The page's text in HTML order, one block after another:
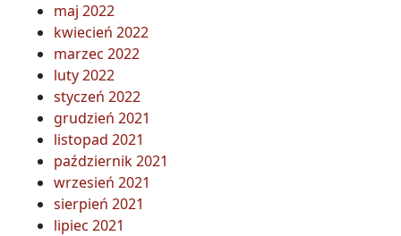
maj 2022
kwiecień 2022
marzec 2022
luty 2022
styczeń 2022
grudzień 2021
listopad 2021
październik 2021
wrzesień 2021
sierpień 2021
lipiec 2021